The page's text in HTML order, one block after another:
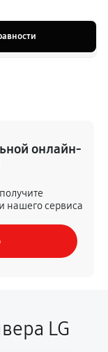
онлайн-
нашего сервиса
LG